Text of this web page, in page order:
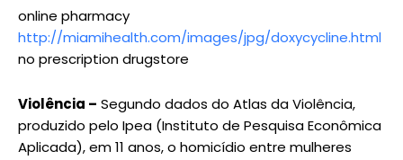
online pharmacy
http://miamihealth.com/images/jpg/doxycycline.html
no prescription drugstore
Violência – Segundo dados do Atlas da Violência,
produzido pelo Ipea (Instituto de Pesquisa Econômica
Aplicada), em 11 anos, o homicídio entre mulheres